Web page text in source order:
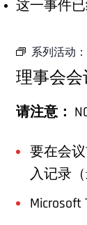
这一事件已
系列活动：
理事会会
请注意：
要在会
入记录
Microsoft